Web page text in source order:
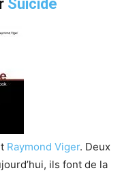
Suicide
Raymond Viger. Deux
ils font de la